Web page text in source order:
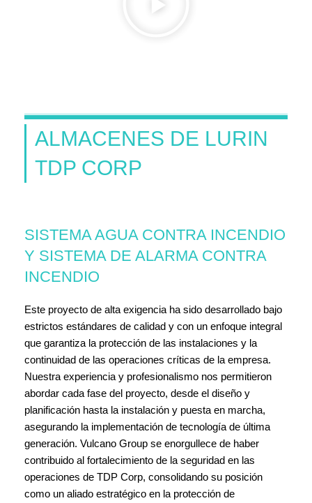
ALMACENES DE LURIN
TDP CORP
SISTEMA AGUA CONTRA INCENDIO
Y SISTEMA DE ALARMA CONTRA
INCENDIO
Este proyecto de alta exigencia ha sido desarrollado bajo
estrictos estándares de calidad y con un enfoque integral
que garantiza la protección de las instalaciones y la
continuidad de las operaciones críticas de la empresa.
Nuestra experiencia y profesionalismo nos permitieron
abordar cada fase del proyecto, desde el diseño y
planificación hasta la instalación y puesta en marcha,
asegurando la implementación de tecnología de última
generación. Vulcano Group se enorgullece de haber
contribuido al fortalecimiento de la seguridad en las
operaciones de TDP Corp, consolidando su posición
como un aliado estratégico en la protección de